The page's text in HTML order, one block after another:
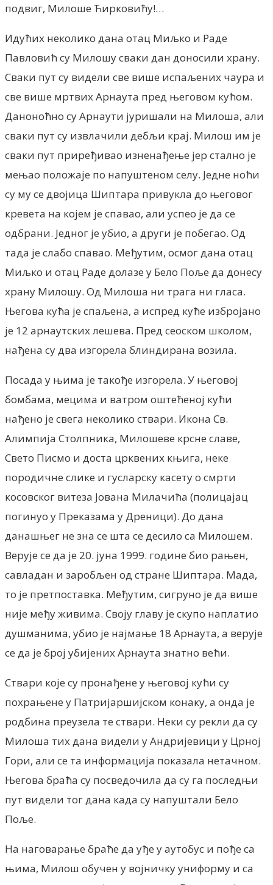
подвиг, Милоше Ћирковићу!…
Идућих неколико дана отац Миљко и Раде
Павловић су Милошу сваки дан доносили храну.
Сваки пут су видели све више испаљених чаура и
све више мртвих Арнаута пред његовом кућом.
Даноноћно су Арнаути јуришали на Милоша, али
сваки пут су извлачили дебљи крај. Милош им је
сваки пут приређивао изненађење јер стално је
мењао положаје по напуштеном селу. Једне ноћи
су му се двојица Шиптара привукла до његовог
кревета на којем је спавао, али успео је да се
одбрани. Једног је убио, а други је побегао. Од
тада је слабо спавао. Међутим, осмог дана отац
Миљко и отац Раде долазе у Бело Поље да донесу
храну Милошу. Од Милоша ни трага ни гласа.
Његова кућа је спаљена, а испред куће избројано
је 12 арнаутских лешева. Пред сеоском школом,
нађена су два изгорела блиндирана возила.
Посада у њима је такође изгорела. У његовој
бомбама, мецима и ватром оштећеној кући
нађено је свега неколико ствари. Икона Св.
Алимпија Столпника, Милошеве крсне славе,
Свето Писмо и доста црквених књига, неке
породичне слике и гусларску касету о смрти
косовског витеза Јована Милачића (полицајац
погинуо у Преказама у Дреници). До дана
данашњег не зна се шта се десило са Милошем.
Верује се да је 20. јуна 1999. године био рањен,
савладан и заробљен од стране Шиптара. Мада,
то је претпоставка. Међутим, сигруно је да више
није међу живима. Своју главу је скупо наплатио
душманима, убио је најмање 18 Арнаута, а верује
се да је број убијених Арнаута знатно већи.
Ствари које су пронађене у његовој кући су
похрањене у Патријаршијском конаку, а онда је
родбина преузела те ствари. Неки су рекли да су
Милоша тих дана видели у Андријевици у Црној
Гори, али се та информација показала нетачном.
Његова браћа су посведочила да су га последњи
пут видели тог дана када су напуштали Бело
Поље.
На наговарање браће да уђе у аутобус и пође са
њима, Милош обучен у војничку униформу и са